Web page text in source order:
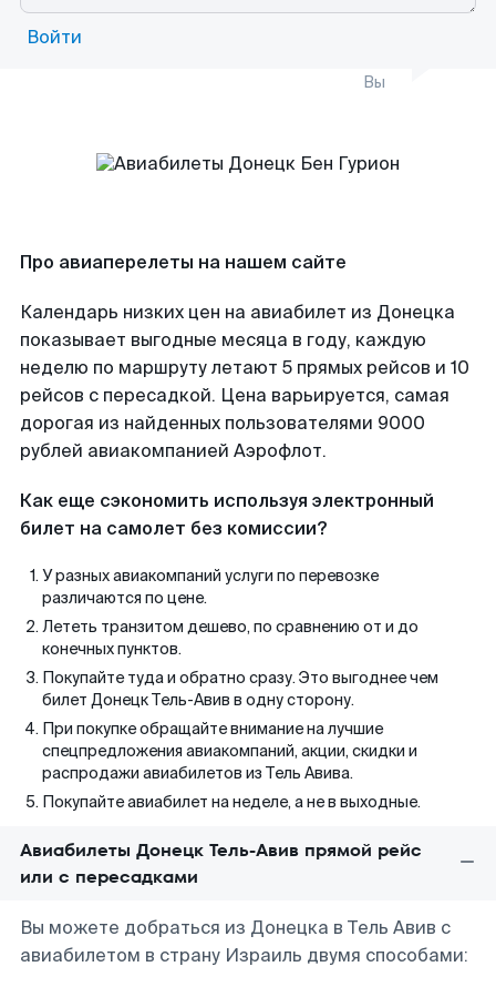
Войти
Вы
Про авиаперелеты на нашем сайте
Календарь низких цен на авиабилет из Донецка
показывает выгодные месяца в году, каждую
неделю по маршруту летают 5 прямых рейсов и 10
рейсов с пересадкой. Цена варьируется, самая
дорогая из найденных пользователями 9000
рублей авиакомпанией Аэрофлот.
Как еще сэкономить используя электронный
билет на самолет без комиссии?
У разных авиакомпаний услуги по перевозке
различаются по цене.
Лететь транзитом дешево, по сравнению от и до
конечных пунктов.
Покупайте туда и обратно сразу. Это выгоднее чем
билет Донецк Тель-Авив в одну сторону.
При покупке обращайте внимание на лучшие
спецпредложения авиакомпаний, акции, скидки и
распродажи авиабилетов из Тель Авива.
Покупайте авиабилет на неделе, а не в выходные.
Авиабилеты Донецк Тель-Авив прямой рейс
или с пересадками
Вы можете добраться из Донецка в Тель Авив с
авиабилетом в страну Израиль двумя способами: